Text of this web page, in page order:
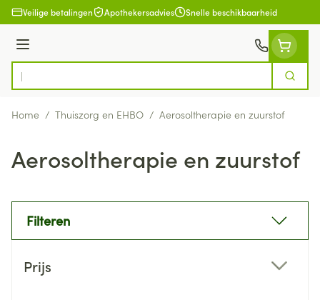
Ga naar de inhoud
Veilige betalingen Apothekersadvies Snelle beschikbaarheid
Menu
Product, merk, categorie...
Zoek
Home / Thuiszorg en EHBO / Aerosoltherapie en zuurstof
Aerosoltherapie en zuurstof
Filteren
Prijs